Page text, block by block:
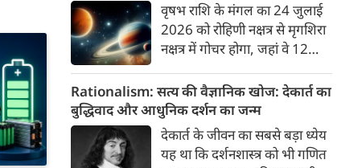
वृषभ राशि के मंगल का 24 जुलाई
2026 को रोहिणी नक्षत्र से मृगशिरा
नक्षत्र में गोचर होगा, जहां वे 12
परिवर्तन के चलते 3 राशि के लोगों
को 12 अगस्त तक रहना होगा
सावधान। चलिए जानते हैं कि किन
राशि 3 राशियों को रहना होगा
Rationalism: सत्य की वैज्ञानिक खोज: देकार्त का
बुद्धिवाद और आधुनिक दर्शन का जन्म
देकार्त के जीवन का सबसे बड़ा ध्येय
यह था कि दर्शनशास्त्र को भी गणित